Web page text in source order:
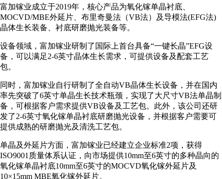
富加镓业成立于2019年，核心产品为氧化镓单晶衬底、
MOCVD/MBE外延片、布里奇曼法（VB法）及导模法(EFG法)
晶体生长装备、衬底研磨抛光装备等。
设备领域，富加镓业研制了国际上首台具备“一键长晶”EFG设
备，可以满足2-6英寸晶体生长需求，可提供设备及配套工艺
包。
同时，富加镓业自行研制了全自动VB晶体生长设备，并在国内
率先突破了6英寸单晶生长技术瓶颈，实现了大尺寸VB法单晶制
备，可根据客户需求提供VB设备及工艺包。此外，该公司还研
发了2-6英寸氧化镓单晶衬底研磨抛光设备，并根据客户需要可
提供成熟的研磨抛光及清洗工艺包。
单晶及外延片方面，富加镓业已经建立企业标准2项，获得
ISO9001质量体系认证，向市场提供10mm至6英寸的多种晶向的
氧化镓单晶衬底10mm至6英寸的MOCVD氧化镓外延片及
10×15mm MBE氧化镓外延片。